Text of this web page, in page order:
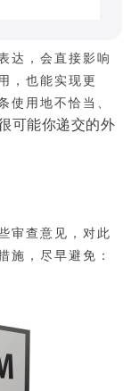
达，会直接影响
，也能实现更
使用地不恰当、
可能你递交的外
审查意见，对此
施，尽早避免：